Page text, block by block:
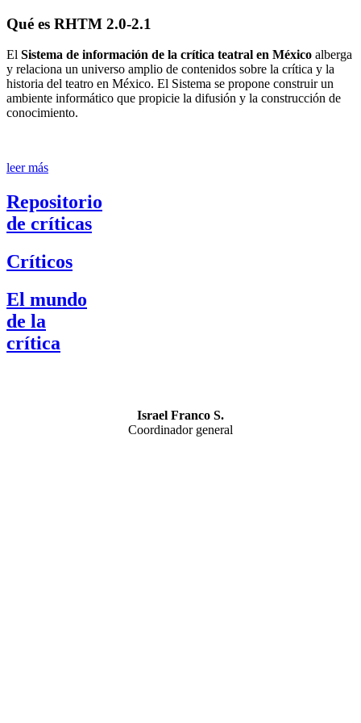
Qué es RHTM 2.0-2.1
El Sistema de información de la crítica teatral en México alberga
y relaciona un universo amplio de contenidos sobre la crítica y la
historia del teatro en México. El Sistema se propone construir un
ambiente informático que propicie la difusión y la construcción de
conocimiento.
leer más
Repositorio
de críticas
Críticos
El mundo
de la
crítica
Israel Franco S.
Coordinador general